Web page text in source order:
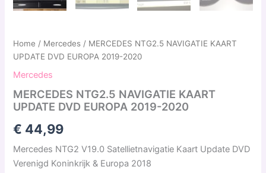
Home / Mercedes / MERCEDES NTG2.5 NAVIGATIE KAART
UPDATE DVD EUROPA 2019-2020
Mercedes
MERCEDES NTG2.5 NAVIGATIE KAART
UPDATE DVD EUROPA 2019-2020
€ 44,99
Mercedes NTG2 V19.0 Satellietnavigatie Kaart Update DVD
Verenigd Koninkrijk & Europa 2018